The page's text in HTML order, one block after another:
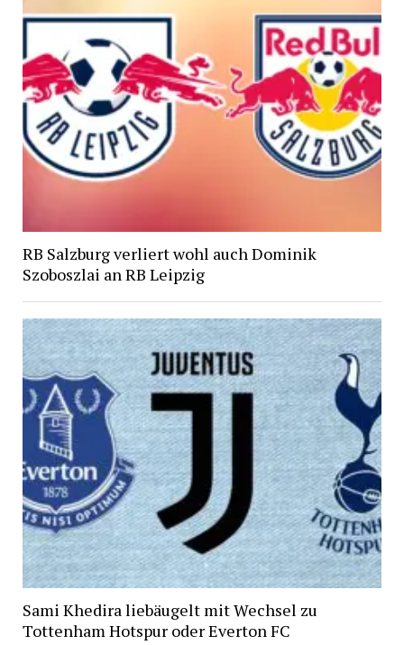
RB Salzburg verliert wohl auch Dominik
Szoboszlai an RB Leipzig
Sami Khedira liebäugelt mit Wechsel zu
Tottenham Hotspur oder Everton FC